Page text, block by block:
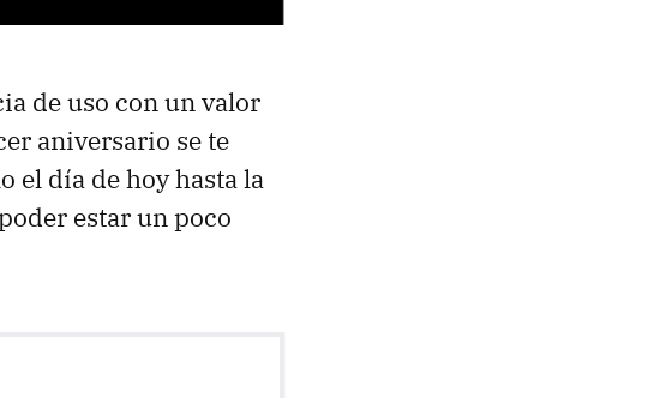
de uso con un valor
aniversario se te
el día de hoy hasta la
estar un poco